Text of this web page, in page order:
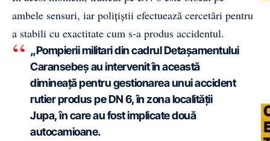
ambele sensuri, iar polițiștii efectuează cercetări pentru
a stabili cu exactitate cum s-a produs accidentul.
„Pompierii militari din cadrul Detașamentului
Caransebeș au intervenit în această
dimineață pentru gestionarea unui accident
rutier produs pe DN 6, în zona localității
Jupa, în care au fost implicate două
autocamioane.